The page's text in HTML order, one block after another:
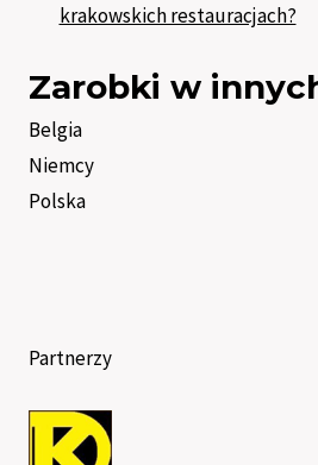
krakowskich restauracjach?
Zarobki w
Belgia
Niemcy
Polska
Partnerzy